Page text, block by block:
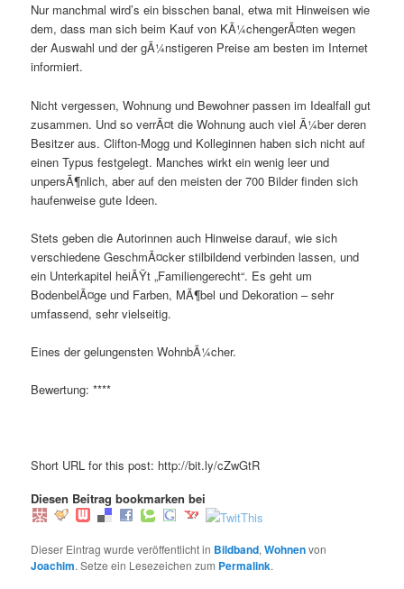
Nur manchmal wird’s ein bisschen banal, etwa mit Hinweisen wie
dem, dass man sich beim Kauf von KÃ¼chengerÃ¤ten wegen
der Auswahl und der gÃ¼nstigeren Preise am besten im Internet
informiert.
Nicht vergessen, Wohnung und Bewohner passen im Idealfall gut
zusammen. Und so verrÃ¤t die Wohnung auch viel Ã¼ber deren
Besitzer aus. Clifton-Mogg und Kolleginnen haben sich nicht auf
einen Typus festgelegt. Manches wirkt ein wenig leer und
unpersÃ¶nlich, aber auf den meisten der 700 Bilder finden sich
haufenweise gute Ideen.
Stets geben die Autorinnen auch Hinweise darauf, wie sich
verschiedene GeschmÃ¤cker stilbildend verbinden lassen, und
ein Unterkapitel heiÃŸt „Familiengerecht“. Es geht um
BodenbelÃ¤ge und Farben, MÃ¶bel und Dekoration – sehr
umfassend, sehr vielseitig.
Eines der gelungensten WohnbÃ¼cher.
Bewertung: ****
Short URL for this post: http://bit.ly/cZwGtR
Diesen Beitrag bookmarken bei
Dieser Eintrag wurde veröffentlicht in Bildband,Wohnenvon
Joachim. Setze ein Lesezeichen zum Permalink.